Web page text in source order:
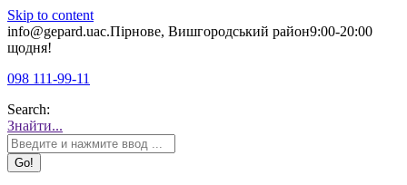
Skip to content
info@gepard.uaс.Пірнове, Вишгородський район9:00-20:00
щодня!
098 111-99-11
Search:
Знайти...